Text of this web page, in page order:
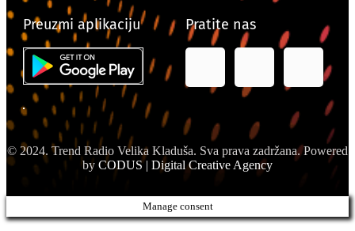
Preuzmi aplikaciju Pratite nas
© 2024. Trend Radio Velika Kladuša. Sva prava zadržana. Powered
by CODUS | Digital Creative Agency
Manage consent